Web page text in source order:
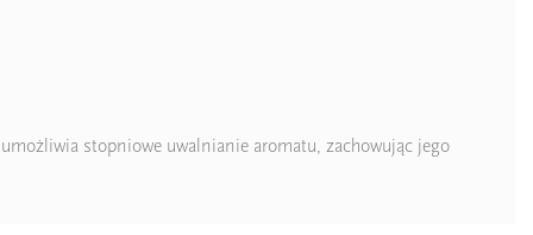
stopniowe uwalnianie aromatu, zachowując jego